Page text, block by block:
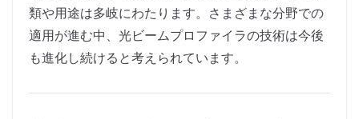
類や用途は多岐にわたります。さまざまな分野での
適用が進む中、光ビームプロファイラの技術は今後
も進化し続けると考えられています。